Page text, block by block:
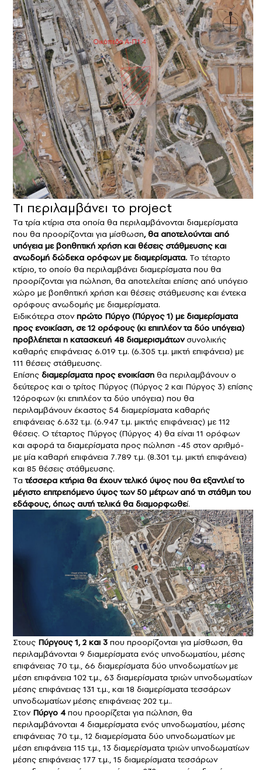
Τι περιλαμβάνει το project
Τα τρία κτίρια στα οποία θα περιλαμβάνονται διαμερίσματα
που θα προορίζονται για μίσθωση, θα αποτελούνται από
υπόγεια με βοηθητική χρήση και θέσεις στάθμευσης και
ανωδομή δώδεκα ορόφων με διαμερίσματα. Το τέταρτο
κτίριο, το οποίο θα περιλαμβάνει διαμερίσματα που θα
προορίζονται για πώληση, θα αποτελείται επίσης από υπόγειο
χώρο με βοηθητική χρήση και θέσεις στάθμευσης και έντεκα
ορόφους ανωδομής με διαμερίσματα.
Ειδικότερα στονπρώτο Πύργο (Πύργος 1) με διαμερίσματα
προς ενοικίαση, σε 12 ορόφους (κι επιπλέον τα δύο υπόγεια)
προβλέπεται η κατασκευή 48 διαμερισμάτωνσυνολικής
καθαρής επιφάνειας 6.019 τ.μ. (6.305 τ.μ. μικτή επιφάνεια) με
111 θέσεις στάθμευσης.
Επίσης διαμερίσματα προς ενοικίαση θα περιλαμβάνουν ο
δεύτερος και ο τρίτος Πύργος (Πύργος 2 και Πύργος 3) επίσης
12όροφων (κι επιπλέον τα δύο υπόγεια) που θα
περιλαμβάνουν έκαστος 54 διαμερίσματα καθαρής
επιφάνειας 6.632 τ.μ. (6.947 τ.μ. μικτής επιφάνειας) με 112
θέσεις. Ο τέταρτος Πύργος (Πύργος 4) θα είναι 11 ορόφων
και αφορά τα διαμερίσματα προς πώληση -45 στον αριθμό-
με μία καθαρή επιφάνεια 7.789 τ.μ. (8.301 τ.μ. μικτή επιφάνεια)
και 85 θέσεις στάθμευσης.
Τατέσσερα κτήρια θα έχουν τελικό ύψος που θα εξαντλεί το
μέγιστο επιτρεπόμενο ύψος των 50 μέτρων από τη στάθμη του
εδάφους, όπως αυτή τελικά θα διαμορφωθεί.
Στους Πύργους 1, 2 και 3 που προορίζονται για μίσθωση, θα
περιλαμβάνονται 9 διαμερίσματα ενός υπνοδωματίου, μέσης
επιφάνειας 70 τ.μ., 66 διαμερίσματα δύο υπνοδωματίων με
μέση επιφάνεια 102 τ.μ., 63 διαμερίσματα τριών υπνοδωματίων
μέσης επιφάνειας 131 τ.μ., και 18 διαμερίσματα τεσσάρων
υπνοδωματίων μέσης επιφάνειας 202 τ.μ..
Στον Πύργο 4 που προορίζεται για πώληση, θα
περιλαμβάνονται 4 διαμερίσματα ενός υπνοδωματίου, μέσης
επιφάνειας 70 τ.μ., 12 διαμερίσματα δύο υπνοδωματίων με
μέση επιφάνεια 115 τ.μ., 13 διαμερίσματα τριών υπνοδωματίων
μέσης επιφάνειας 177 τ.μ., 15 διαμερίσματα τεσσάρων